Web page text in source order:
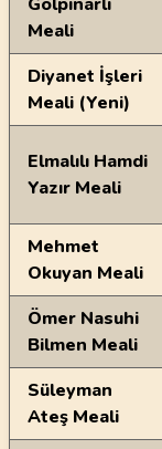
Meali
Diyanet İşleri
Meali (Yeni)
Elmalılı Hamdi
Yazır Meali
Mehmet
Okuyan Meali
Ömer Nasuhi
Bilmen Meali
Süleyman
Ateş Meali